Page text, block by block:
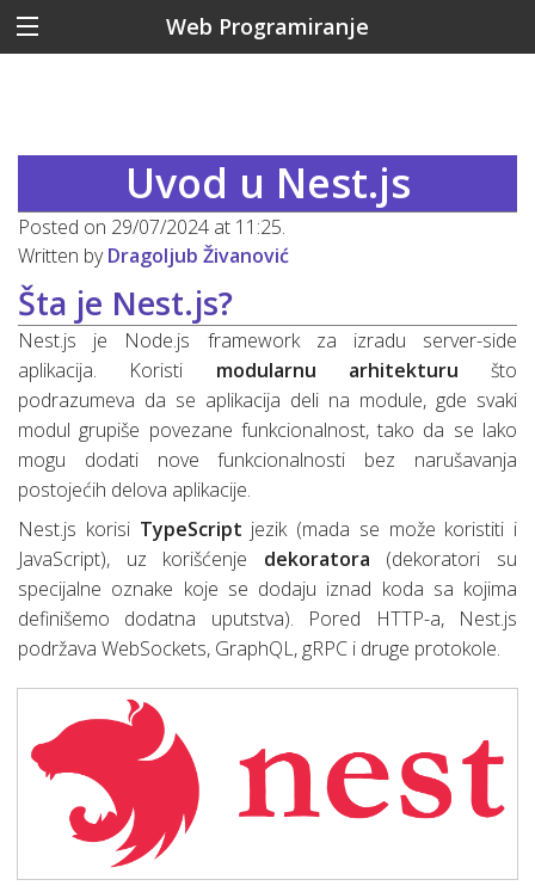
Web Programiranje
Uvod u Nest.js
Posted on 29/07/2024 at 11:25.
Written byDragoljub Živanović
Šta je Nest.js?
Nest.js je Node.js framework za izradu server-side
aplikacija. Koristi modularnu arhitekturu što
podrazumeva da se aplikacija deli na module, gde svaki
modul grupiše povezane funkcionalnost, tako da se lako
mogu dodati nove funkcionalnosti bez narušavanja
postojećih delova aplikacije.
Nest.js korisi TypeScript jezik (mada se može koristiti i
JavaScript), uz korišćenje dekoratora (dekoratori su
specijalne oznake koje se dodaju iznad koda sa kojima
definišemo dodatna uputstva). Pored HTTP-a, Nest.js
podržava WebSockets, GraphQL, gRPC i druge protokole.